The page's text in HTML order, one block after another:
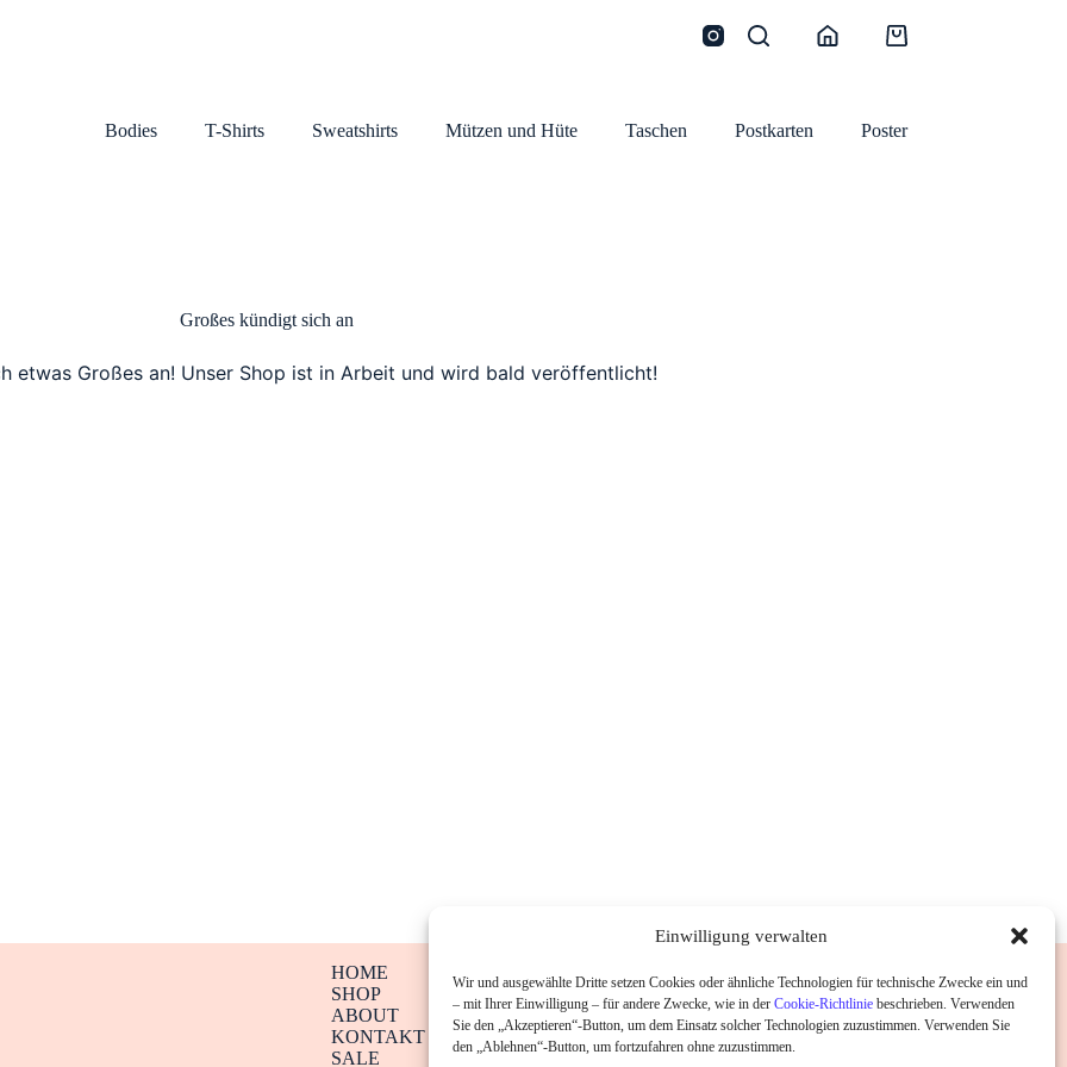
Einwilligung verwalten
Wir und ausgewählte Dritte setzen Cookies oder ähnliche Technologien für technische Zwecke ein und
– mit Ihrer Einwilligung – für andere Zwecke, wie in der Cookie-Richtlinie beschrieben. Verwenden
Sie den „Akzeptieren“-Button, um dem Einsatz solcher Technologien zuzustimmen. Verwenden Sie
den „Ablehnen“-Button, um fortzufahren ohne zuzustimmen.
Warenkorb
Bodies T-Shirts Sweatshirts Mützen und Hüte Taschen Postkarten Poster
Großes kündigt sich an
etwas Großes an! Unser Shop ist in Arbeit und wird bald veröffentlicht!
HOME
SHOP
ABOUT
KONTAKT
SALE